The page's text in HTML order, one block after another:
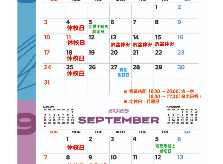
お知らせ＆ブログ アクセス
会社概要
FREE TRIAL
無料体験レッスン
はこちら